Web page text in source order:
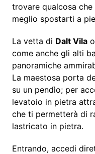
trovare qualcosa che
meglio spostarti a
La vetta di Dalt Vila
come anche gli alti
panoramiche
La maestosa porta
su un pendìo; per
levatoio in pietra
che ti permetterà di
lastricato in pietra.
Entrando, accedi